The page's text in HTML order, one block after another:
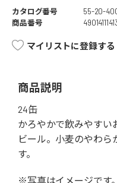
カタログ番号
55-20-
商品番号
マイリストに登録する
商品説明
24缶
かろやかで飲みやすい
ビール。小麦のやわら
す。
※写真はイメージです